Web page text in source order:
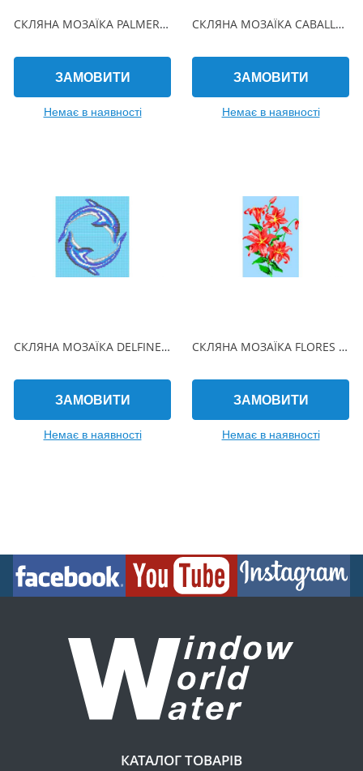
СКЛЯНА МОЗАЇКА PALMERA 530х310 (2.5 x 2.5 см) на папері
ЗАМОВИТИ
Немає в наявності
СКЛЯНА МОЗАЇКА CABALLO 150х225 (2.5 x 2.5 см) на папері
ЗАМОВИТИ
Немає в наявності
СКЛЯНА МОЗАЇКА DELFINES CIRCULO 190х215 (2.5 x 2.5 см) на папері
ЗАМОВИТИ
Немає в наявності
СКЛЯНА МОЗАЇКА FLORES 470х940 (2.5 x 2.5 см) на папері
ЗАМОВИТИ
Немає в наявності
КАТАЛОГ ТОВАРІВ